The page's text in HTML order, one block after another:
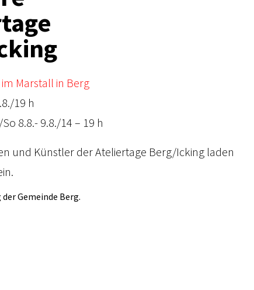
Marstall in Berg
19 h
8.8.- 9.8./14 – 19 h
und Künstler der Ateliertage Berg/Icking laden
Gemeinde Berg.